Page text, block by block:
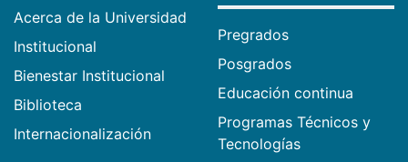
Acerca de la Universidad
Institucional
Bienestar Institucional
Biblioteca
Internacionalización
Pregrados
Posgrados
Educación continua
Programas Técnicos y
Tecnologías